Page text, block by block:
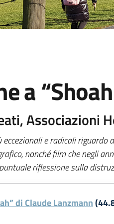
a
Associazioni
eccezionali e radicali
nonché film che negli
riflessione sulla
di Claude Lanzmann